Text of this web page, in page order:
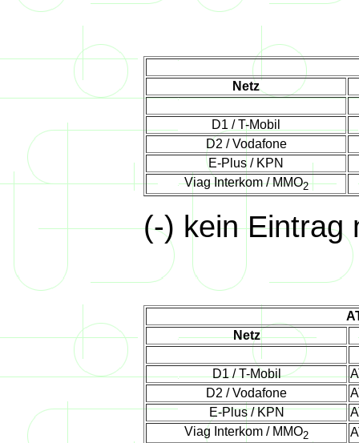
Netz
D1 / T-Mobil
D2 / Vodafone
E-Plus / KPN
Viag Interkom / MMO2
(-) kein Eintrag
Netz
D1 / T-Mobil
D2 / Vodafone
E-Plus / KPN
Viag Interkom / MMO2